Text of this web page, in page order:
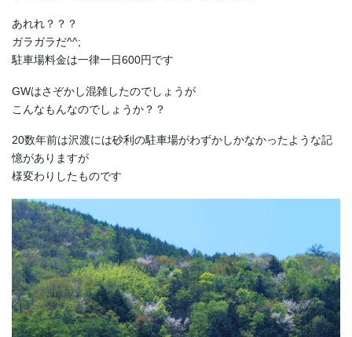
あれれ？？？
ガラガラだ^^;
駐車場料金は一律一日600円です
GWはさぞかし混雑したのでしょうが
こんなもんなのでしょうか？？
20数年前は沢渡には砂利の駐車場がわずかしかなかったような記
憶がありますが
様変わりしたものです